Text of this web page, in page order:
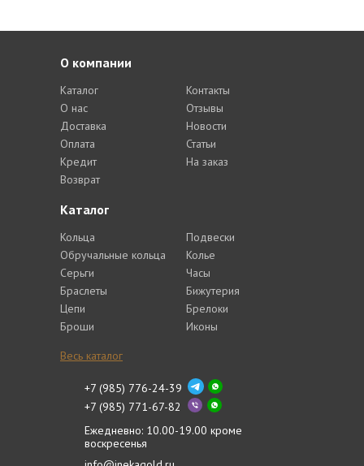
Каталог
Кольца
Обручальные кольца
Серьги
Браслеты
Цепи
Броши
Подвески
Колье
Часы
Бижутерия
Брелоки
Иконы
Весь каталог
О компании
Каталог
О нас
Доставка
Оплата
Кредит
Возврат
Контакты
Отзывы
Новости
Статьи
На заказ
+7 (985) 776-24-39
+7 (985) 771-67-82
Ежедневно: 10.00-19.00 кроме
воскресенья